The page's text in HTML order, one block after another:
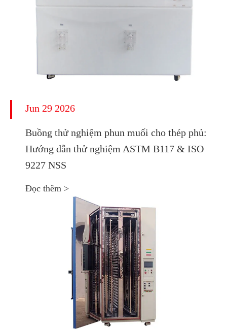
Jun 29 2026
Buồng thử nghiệm phun muối cho thép phủ:
Hướng dẫn thử nghiệm ASTM B117 & ISO
9227 NSS
Đọc thêm >